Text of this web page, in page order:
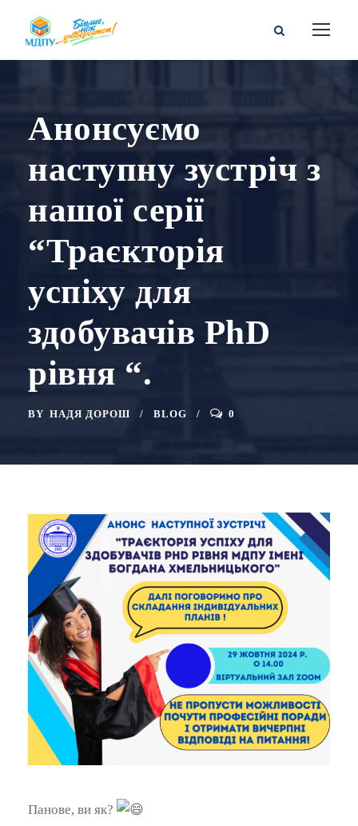
Анонсуємо
наступну зустріч з
нашої серії
“Траєкторія
успіху для
здобувачів PhD
рівня “.
BY НАДЯ ДОРОШ BLOG 0
Панове, ви як?